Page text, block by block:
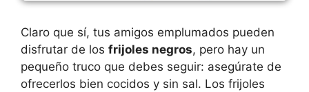
Claro que sí, tus amigos emplumados pueden
disfrutar de los frijoles negros, pero hay un
pequeño truco que debes seguir: asegúrate de
ofrecerlos bien cocidos y sin sal. Los frijoles